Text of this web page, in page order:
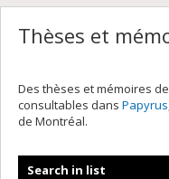
Thèses et
Des thèses et mémoires
consultables dans Papyrus
de Montréal.
Search in list